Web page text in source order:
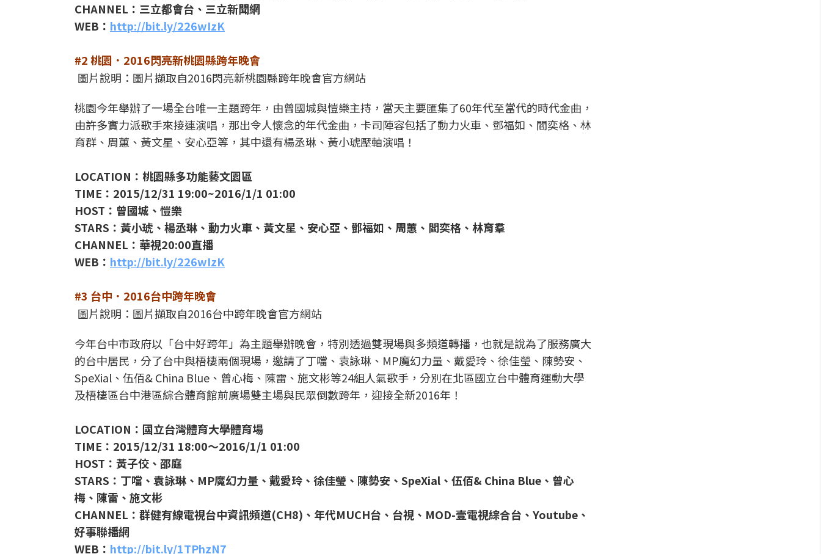
CHANNEL：三立都會台、三立新聞網
WEB： http://bit.ly/226wIzK
#2 桃園．2016閃亮新桃園縣跨年晚會
圖片說明：圖片擷取自2016閃亮新桃園縣跨年晚會官方網站
桃園今年舉辦了一場全台唯一主題跨年，由曾國城與愷樂主持，當天主要匯集了60年代至當代的時代金曲，
由許多實力派歌手來接連演唱，那出令人懷念的年代金曲，卡司陣容包括了動力火車、鄧福如、閻奕格、林
育群、周蕙、黃文星、安心亞等，其中還有楊丞琳、黃小琥壓軸演唱！
LOCATION：桃園縣多功能藝文園區
TIME：2015/12/31 19:00~2016/1/1 01:00
HOST：曾國城、愷樂
STARS：黃小琥、楊丞琳、動力火車、黃文星、安心亞、鄧福如、周蕙、閻奕格、林育羣
CHANNEL：華視20:00直播
WEB： http://bit.ly/226wIzK
#3 台中．2016台中跨年晚會
圖片說明：圖片擷取自2016台中跨年晚會官方網站
今年台中市政府以「台中好跨年」為主題舉辦晚會，特別透過雙現場與多頻道轉播，也就是說為了服務廣大
的台中居民，分了台中與梧棲兩個現場，邀請了丁噹、袁詠琳、MP魔幻力量、戴愛玲、徐佳瑩、陳勢安、
SpeXial、伍佰& China Blue、曾心梅、陳雷、施文彬等24組人氣歌手，分別在北區國立台中體育運動大學
及梧棲區台中港區綜合體育館前廣場雙主場與民眾倒數跨年，迎接全新2016年！
LOCATION：國立台灣體育大學體育場
TIME：2015/12/31 18:00～2016/1/1 01:00
HOST：黃子佼、邵庭
STARS：丁噹、袁詠琳、MP魔幻力量、戴愛玲、徐佳瑩、陳勢安、SpeXial、伍佰& China Blue、曾心
梅、陳雷、施文彬
CHANNEL：群健有線電視台中資訊頻道(CH8)、年代MUCH台、台視、MOD-壹電視綜合台、Youtube、
好事聯播網
WEB： http://bit.ly/1TPhzN7